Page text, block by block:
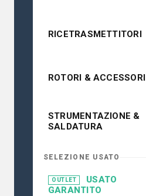
RICETRASMETTITORI
ROTORI & ACCESSORI
STRUMENTAZIONE &
SALDATURA
SELEZIONE USATO
OUTLET
USATO
GARANTITO